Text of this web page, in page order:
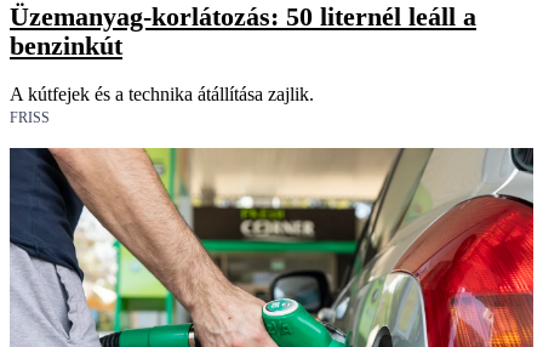
Üzemanyag-korlátozás: 50 liternél leáll a
benzinkút
A kútfejek és a technika átállítása zajlik.
FRISS